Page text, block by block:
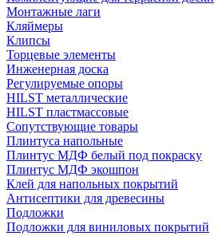
Монтажные лаги
Кляймеры
Клипсы
Торцевые элементы
Инженерная доска
Регулируемые опоры
HILST металлические
HILST пластмассовые
Сопутствующие товары
Плинтуса напольные
Плинтус МДФ белый под покраску
Плинтус МДФ экошпон
Клей для напольных покрытий
Антисептики для древесины
Подложки
Подложки для виниловых покрытий